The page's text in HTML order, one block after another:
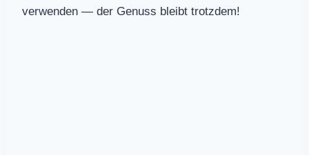
verwenden — der Genuss bleibt trotzdem!